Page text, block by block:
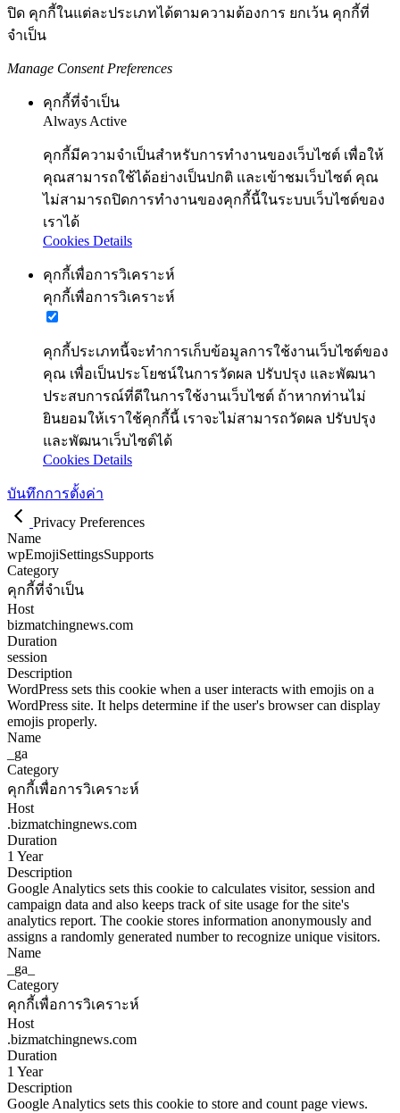
ปิด คุกกี้ในแต่ละประเภทได้ตามความต้องการ ยกเว้น คุกกี้ที่
จำเป็น
Manage Consent Preferences
คุกกี้ที่จำเป็น
Always Active
คุกกี้มีความจำเป็นสำหรับการทำงานของเว็บไซต์ เพื่อให้
คุณสามารถใช้ได้อย่างเป็นปกติ และเข้าชมเว็บไซต์ คุณ
ไม่สามารถปิดการทำงานของคุกกี้นี้ในระบบเว็บไซต์ของ
เราได้
Cookies Details
คุกกี้เพื่อการวิเคราะห์
คุกกี้เพื่อการวิเคราะห์
คุกกี้ประเภทนี้จะทำการเก็บข้อมูลการใช้งานเว็บไซต์ของ
คุณ เพื่อเป็นประโยชน์ในการวัดผล ปรับปรุง และพัฒนา
ประสบการณ์ที่ดีในการใช้งานเว็บไซต์ ถ้าหากท่านไม่
ยินยอมให้เราใช้คุกกี้นี้ เราจะไม่สามารถวัดผล ปรับปรุง
และพัฒนาเว็บไซต์ได้
Cookies Details
บันทึกการตั้งค่า
Privacy Preferences
Name
wpEmojiSettingsSupports
Category
คุกกี้ที่จำเป็น
Host
bizmatchingnews.com
Duration
session
Description
WordPress sets this cookie when a user interacts with emojis on a
WordPress site. It helps determine if the user's browser can display
emojis properly.
Name
_ga
Category
คุกกี้เพื่อการวิเคราะห์
Host
.bizmatchingnews.com
Duration
1 Year
Description
Google Analytics sets this cookie to calculates visitor, session and
campaign data and also keeps track of site usage for the site's
analytics report. The cookie stores information anonymously and
assigns a randomly generated number to recognize unique visitors.
Name
_ga_
Category
คุกกี้เพื่อการวิเคราะห์
Host
.bizmatchingnews.com
Duration
1 Year
Description
Google Analytics sets this cookie to store and count page views.